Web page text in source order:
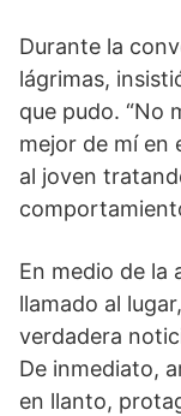
Durante la
lágrimas,
que pudo. “No
mejor de mí en
al joven
En medio de la
llamado al
verdadera
De inmediato,
en llanto,